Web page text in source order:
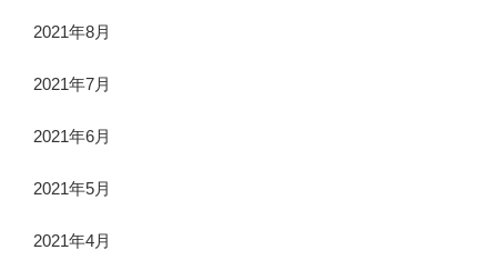
2021年8月
2021年7月
2021年6月
2021年5月
2021年4月